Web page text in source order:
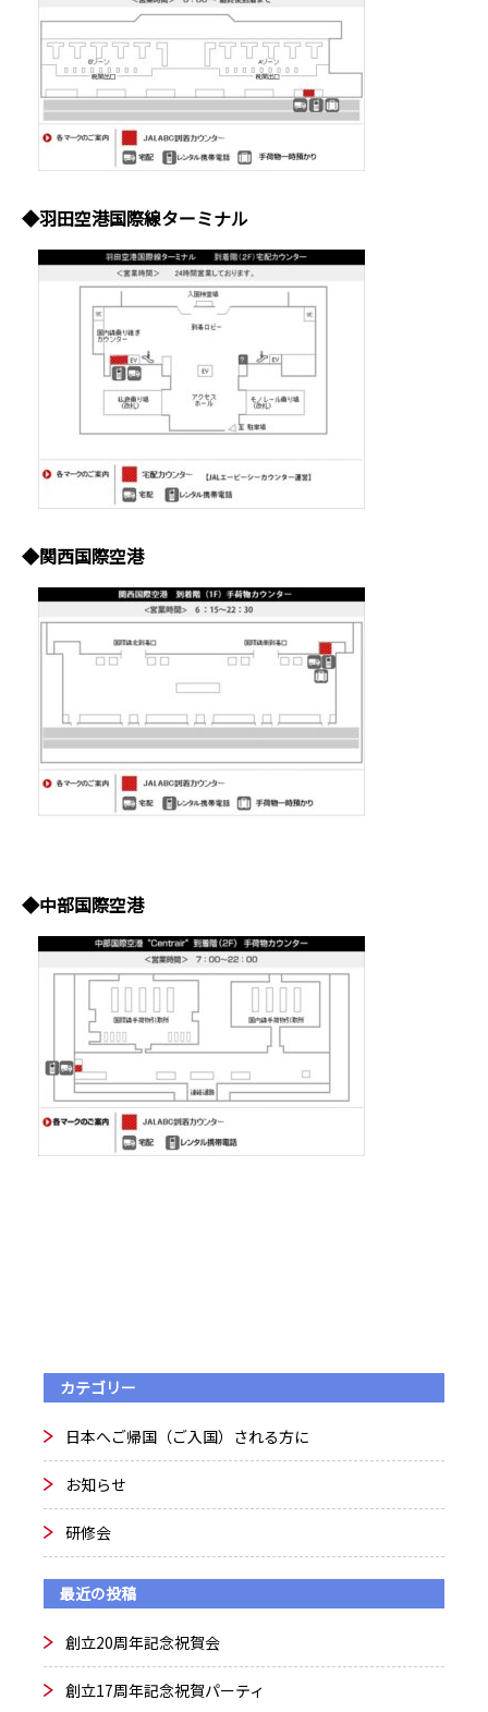
◆羽田空港国際線ターミナル
◆関西国際空港
◆中部国際空港
カテゴリー
日本へご帰国（ご入国）される方に
お知らせ
研修会
最近の投稿
創立20周年記念祝賀会
創立17周年記念祝賀パーティ